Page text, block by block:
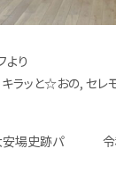
より
キラッと☆おの,セレ
場史跡パ